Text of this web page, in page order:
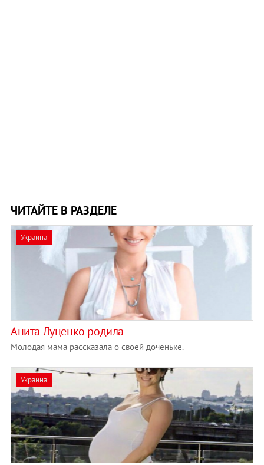
ЧИТАЙТЕ В РАЗДЕЛЕ
Украина
Анита Луценко родила
Молодая мама рассказала о своей доченьке.
Украина